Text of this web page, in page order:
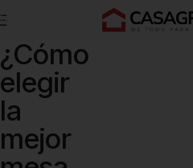
Skip to navigation
Skip to main content
¿Cómo
elegir
la
mejor